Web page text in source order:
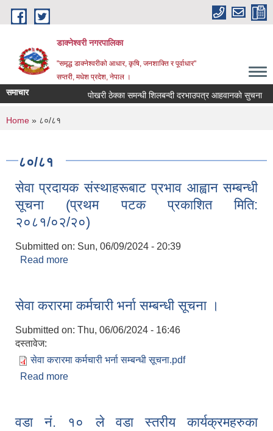
Skip to main content
डाक्नेश्वरी नगरपालिका
"समृद्ध डाक्नेश्वरीको आधार, कृषि, जनशाक्ति र पूर्वाधार"
सप्तरी, मधेश प्रदेश, नेपाल ।
समाचार पोखरी ठेक्का समन्धी शिलबन्दी दरभाउपत्र आहवानकाे सुचना
You are here
Home » ८०/८१
८०/८१
सेवा प्रदायक संस्थाहरूबाट प्रभाव आह्वान सम्बन्धी
सूचना (प्रथम पटक प्रकाशित मिति:
२०८१/०२/२०)
Submitted on: Sun, 06/09/2024 - 20:39
Read more
सेवा करारमा कर्मचारी भर्ना सम्बन्धी सूचना ।
Submitted on: Thu, 06/06/2024 - 16:46
दस्तावेज:
सेवा करारमा कर्मचारी भर्ना सम्बन्धी सूचना.pdf
Read more
वडा नं. १० ले वडा स्तरीय कार्यक्रमहरुका